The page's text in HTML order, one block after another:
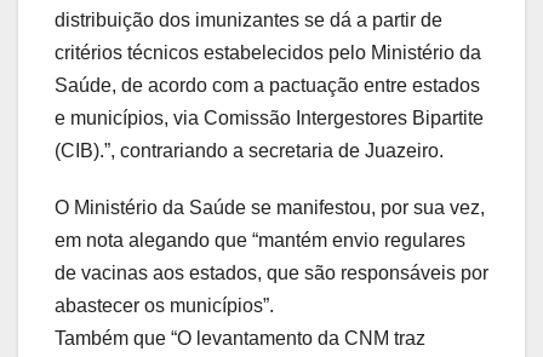
distribuição dos imunizantes se dá a partir de
critérios técnicos estabelecidos pelo Ministério da
Saúde, de acordo com a pactuação entre estados
e municípios, via Comissão Intergestores Bipartite
(CIB).”, contrariando a secretaria de Juazeiro.
O Ministério da Saúde se manifestou, por sua vez,
em nota alegando que “mantém envio regulares
de vacinas aos estados, que são responsáveis por
abastecer os municípios”.
Também que “O levantamento da CNM traz